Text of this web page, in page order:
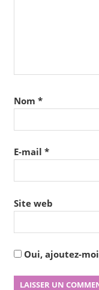
Nom *
E-mail *
Site web
Oui, ajoutez-